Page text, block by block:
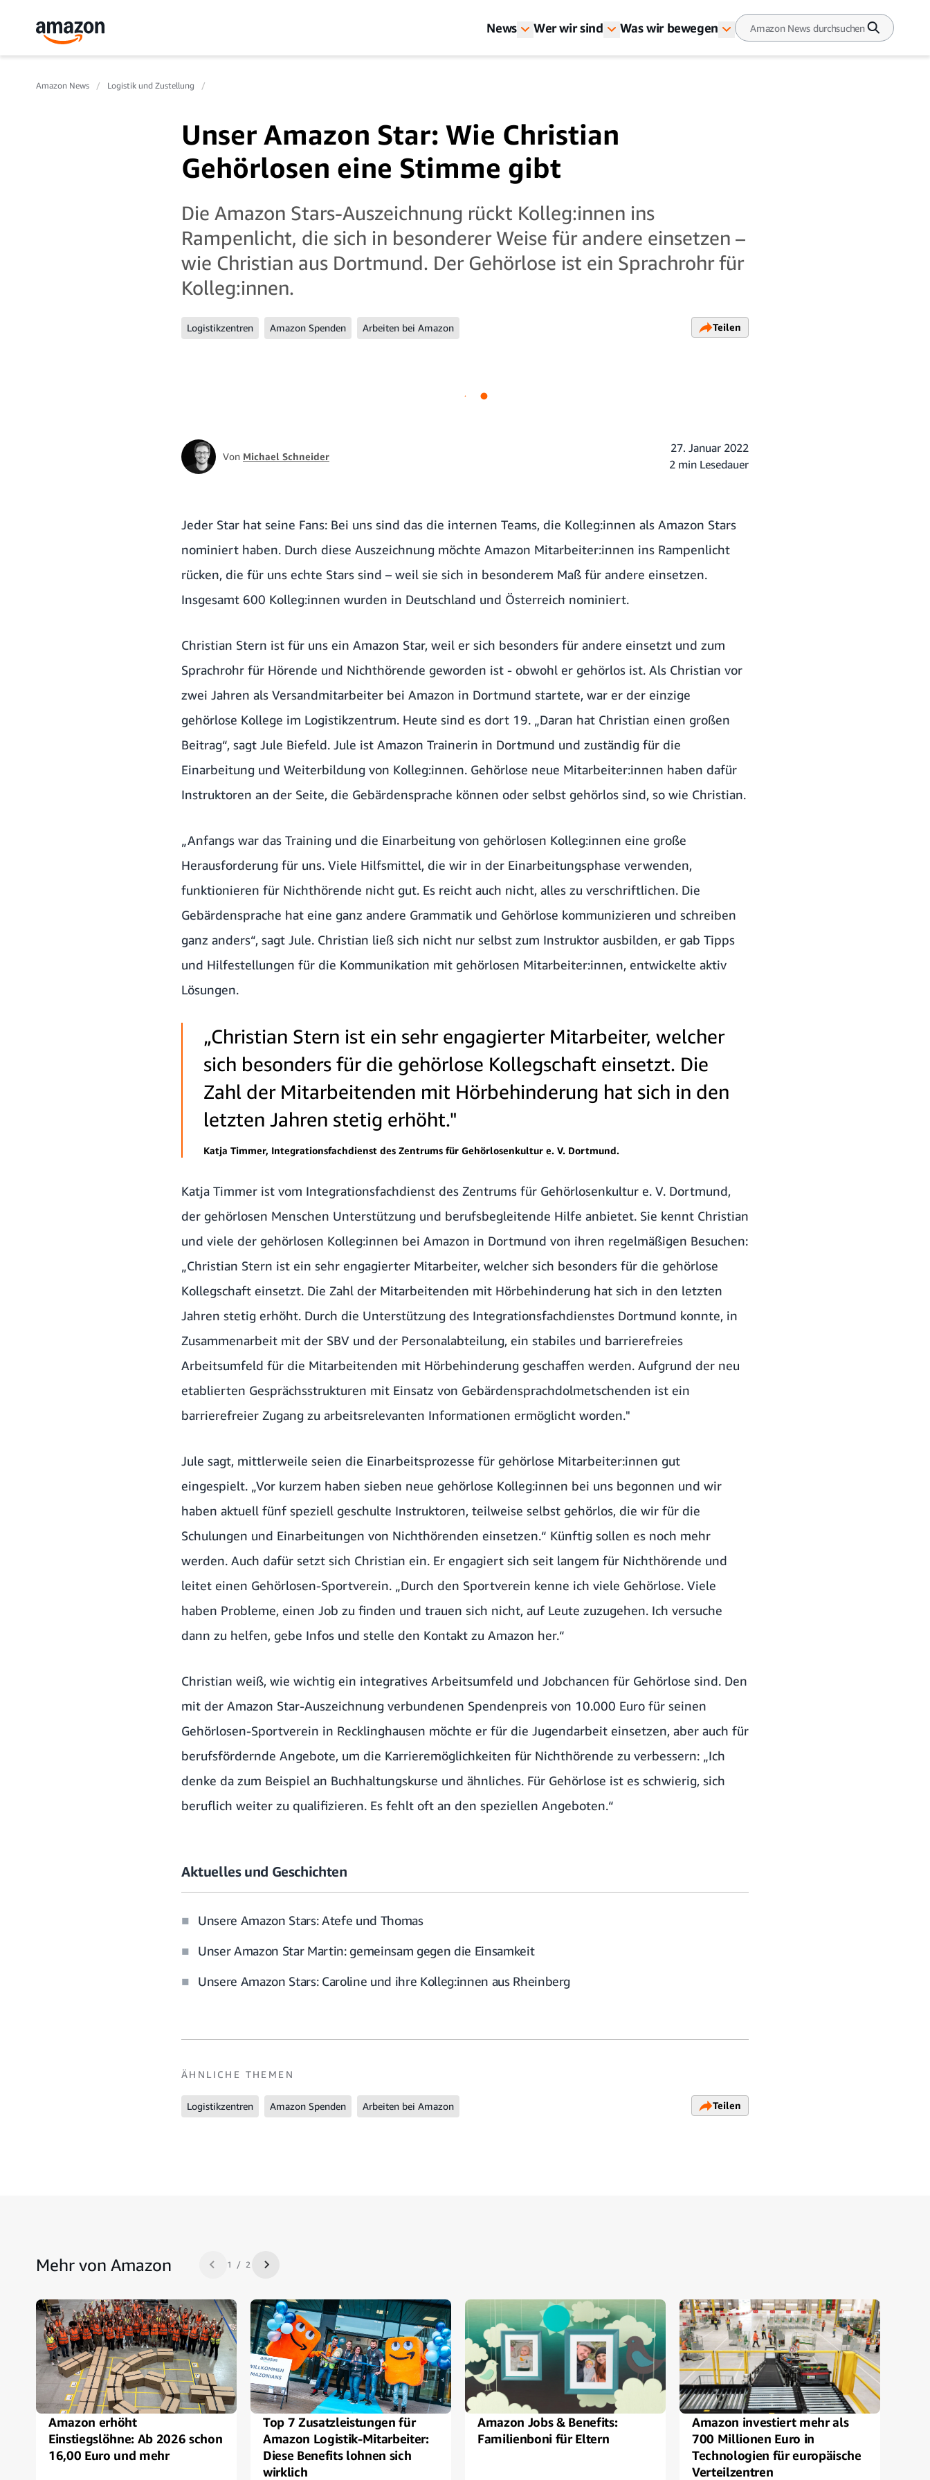
News Wer wir sind Was wir bewegen
Amazon News Logistik und Zustellung
Unser Amazon Star: Wie Christian
Gehörlosen eine Stimme gibt
Die Amazon Stars-Auszeichnung rückt Kolleg:innen ins
Rampenlicht, die sich in besonderer Weise für andere einsetzen –
wie Christian aus Dortmund. Der Gehörlose ist ein Sprachrohr für
Kolleg:innen.
Logistikzentren Amazon Spenden Arbeiten bei Amazon Teilen
Von Michael Schneider
27. Januar 2022
2 min Lesedauer
Jeder Star hat seine Fans: Bei uns sind das die internen Teams, die Kolleg:innen als Amazon Stars
nominiert haben. Durch diese Auszeichnung möchte Amazon Mitarbeiter:innen ins Rampenlicht
rücken, die für uns echte Stars sind – weil sie sich in besonderem Maß für andere einsetzen.
Insgesamt 600 Kolleg:innen wurden in Deutschland und Österreich nominiert.
Christian Stern ist für uns ein Amazon Star, weil er sich besonders für andere einsetzt und zum
Sprachrohr für Hörende und Nichthörende geworden ist - obwohl er gehörlos ist. Als Christian vor
zwei Jahren als Versandmitarbeiter bei Amazon in Dortmund startete, war er der einzige
gehörlose Kollege im Logistikzentrum. Heute sind es dort 19. „Daran hat Christian einen großen
Beitrag“, sagt Jule Biefeld. Jule ist Amazon Trainerin in Dortmund und zuständig für die
Einarbeitung und Weiterbildung von Kolleg:innen. Gehörlose neue Mitarbeiter:innen haben dafür
Instruktoren an der Seite, die Gebärdensprache können oder selbst gehörlos sind, so wie Christian.
„Anfangs war das Training und die Einarbeitung von gehörlosen Kolleg:innen eine große
Herausforderung für uns. Viele Hilfsmittel, die wir in der Einarbeitungsphase verwenden,
funktionieren für Nichthörende nicht gut. Es reicht auch nicht, alles zu verschriftlichen. Die
Gebärdensprache hat eine ganz andere Grammatik und Gehörlose kommunizieren und schreiben
ganz anders“, sagt Jule. Christian ließ sich nicht nur selbst zum Instruktor ausbilden, er gab Tipps
und Hilfestellungen für die Kommunikation mit gehörlosen Mitarbeiter:innen, entwickelte aktiv
Lösungen.
„Christian Stern ist ein sehr engagierter Mitarbeiter, welcher
sich besonders für die gehörlose Kollegschaft einsetzt. Die
Zahl der Mitarbeitenden mit Hörbehinderung hat sich in den
letzten Jahren stetig erhöht."
Katja Timmer, Integrationsfachdienst des Zentrums für Gehörlosenkultur e. V. Dortmund.
Katja Timmer ist vom Integrationsfachdienst des Zentrums für Gehörlosenkultur e. V. Dortmund,
der gehörlosen Menschen Unterstützung und berufsbegleitende Hilfe anbietet. Sie kennt Christian
und viele der gehörlosen Kolleg:innen bei Amazon in Dortmund von ihren regelmäßigen Besuchen:
„Christian Stern ist ein sehr engagierter Mitarbeiter, welcher sich besonders für die gehörlose
Kollegschaft einsetzt. Die Zahl der Mitarbeitenden mit Hörbehinderung hat sich in den letzten
Jahren stetig erhöht. Durch die Unterstützung des Integrationsfachdienstes Dortmund konnte, in
Zusammenarbeit mit der SBV und der Personalabteilung, ein stabiles und barrierefreies
Arbeitsumfeld für die Mitarbeitenden mit Hörbehinderung geschaffen werden. Aufgrund der neu
etablierten Gesprächsstrukturen mit Einsatz von Gebärdensprachdolmetschenden ist ein
barrierefreier Zugang zu arbeitsrelevanten Informationen ermöglicht worden."
Jule sagt, mittlerweile seien die Einarbeitsprozesse für gehörlose Mitarbeiter:innen gut
eingespielt. „Vor kurzem haben sieben neue gehörlose Kolleg:innen bei uns begonnen und wir
haben aktuell fünf speziell geschulte Instruktoren, teilweise selbst gehörlos, die wir für die
Schulungen und Einarbeitungen von Nichthörenden einsetzen.“ Künftig sollen es noch mehr
werden. Auch dafür setzt sich Christian ein. Er engagiert sich seit langem für Nichthörende und
leitet einen Gehörlosen-Sportverein. „Durch den Sportverein kenne ich viele Gehörlose. Viele
haben Probleme, einen Job zu finden und trauen sich nicht, auf Leute zuzugehen. Ich versuche
dann zu helfen, gebe Infos und stelle den Kontakt zu Amazon her.“
Christian weiß, wie wichtig ein integratives Arbeitsumfeld und Jobchancen für Gehörlose sind. Den
mit der Amazon Star-Auszeichnung verbundenen Spendenpreis von 10.000 Euro für seinen
Gehörlosen-Sportverein in Recklinghausen möchte er für die Jugendarbeit einsetzen, aber auch für
berufsfördernde Angebote, um die Karrieremöglichkeiten für Nichthörende zu verbessern: „Ich
denke da zum Beispiel an Buchhaltungskurse und ähnliches. Für Gehörlose ist es schwierig, sich
beruflich weiter zu qualifizieren. Es fehlt oft an den speziellen Angeboten.“
Aktuelles und Geschichten
Unsere Amazon Stars: Atefe und Thomas
Unser Amazon Star Martin: gemeinsam gegen die Einsamkeit
Unsere Amazon Stars: Caroline und ihre Kolleg:innen aus Rheinberg
ÄHNLICHE THEMEN
Logistikzentren Amazon Spenden Arbeiten bei Amazon Teilen
Mehr von Amazon Zurück 1 / 2 Nächste
Amazon erhöht
Einstiegslöhne: Ab 2026 schon
16,00 Euro und mehr
Top 7 Zusatzleistungen für
Amazon Logistik-Mitarbeiter:
Diese Benefits lohnen sich
wirklich
Amazon Jobs & Benefits:
Familienboni für Eltern
Amazon investiert mehr als
700 Millionen Euro in
Technologien für europäische
Verteilzentren